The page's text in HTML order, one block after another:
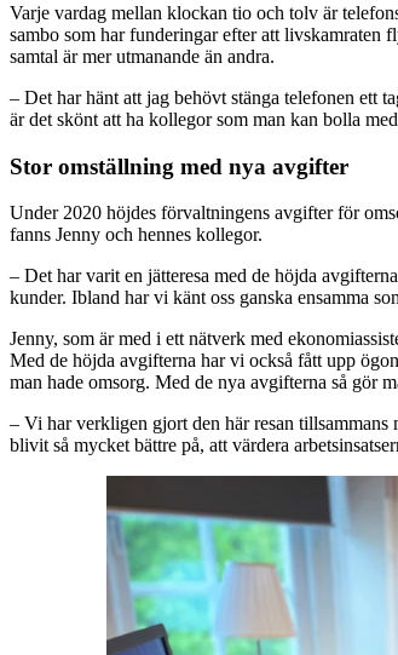
Varje vardag mellan klockan tio och tolv är
sambo som har funderingar efter att livskamraten
samtal är mer utmanande än andra.
– Det har hänt att jag behövt stänga telefonen ett
är det skönt att ha kollegor som man kan bolla
Stor omställning med nya avgifter
Under 2020 höjdes förvaltningens avgifter för
fanns Jenny och hennes kollegor.
– Det har varit en jätteresa med de höjda
kunder. Ibland har vi känt oss ganska ensamma
Jenny, som är med i ett nätverk med
Med de höjda avgifterna har vi också fått upp
man hade omsorg. Med de nya avgifterna så gör
– Vi har verkligen gjort den här resan tillsammans
blivit så mycket bättre på, att värdera